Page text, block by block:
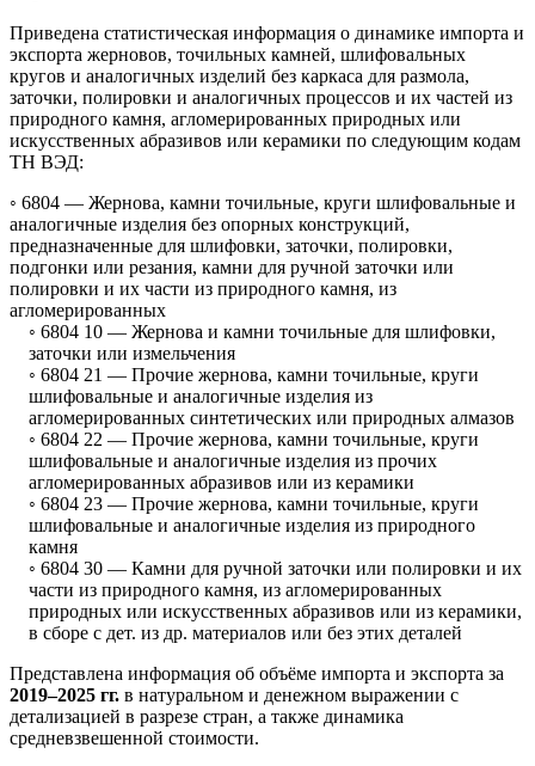
Приведена статистическая информация о динамике импорта и
экспорта жерновов, точильных камней, шлифовальных
кругов и аналогичных изделий без каркаса для размола,
заточки, полировки и аналогичных процессов и их частей из
природного камня, агломерированных природных или
искусственных абразивов или керамики по следующим кодам
ТН ВЭД:
◦ 6804 — Жернова, камни точильные, круги шлифовальные и
аналогичные изделия без опорных конструкций,
предназначенные для шлифовки, заточки, полировки,
подгонки или резания, камни для ручной заточки или
полировки и их части из природного камня, из
агломерированных
◦ 6804 10 — Жернова и камни точильные для шлифовки,
заточки или измельчения
◦ 6804 21 — Прочие жернова, камни точильные, круги
шлифовальные и аналогичные изделия из
агломерированных синтетических или природных алмазов
◦ 6804 22 — Прочие жернова, камни точильные, круги
шлифовальные и аналогичные изделия из прочих
агломерированных абразивов или из керамики
◦ 6804 23 — Прочие жернова, камни точильные, круги
шлифовальные и аналогичные изделия из природного
камня
◦ 6804 30 — Камни для ручной заточки или полировки и их
части из природного камня, из агломерированных
природных или искусственных абразивов или из керамики,
в сборе с дет. из др. материалов или без этих деталей
Представлена информация об объёме импорта и экспорта за
2019–2025 гг. в натуральном и денежном выражении с
детализацией в разрезе стран, а также динамика
средневзвешенной стоимости.